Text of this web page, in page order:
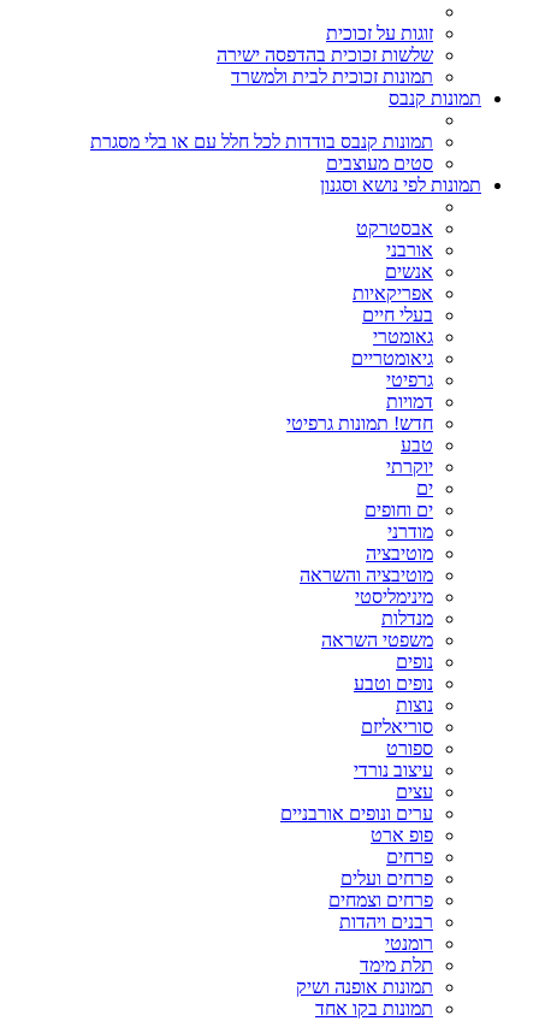
זוגות על זכוכית
שלשות זכוכית בהדפסה ישירה
תמונות זכוכית לבית ולמשרד
תמונות קנבס
תמונות קנבס בודדות לכל חלל עם או בלי מסגרת
סטים מעוצבים
תמונות לפי נושא וסגנון
אבסטרקט
אורבני
אנשים
אפריקאיות
בעלי חיים
גאומטרי
גיאומטריים
גרפיטי
דמויות
חדש! תמונות גרפיטי
טבע
יוקרתי
ים
ים וחופים
מודרני
מוטיבציה
מוטיבציה והשראה
מינימליסטי
מנדלות
משפטי השראה
נופים
נופים וטבע
נוצות
סוריאליזם
ספורט
עיצוב נורדי
עצים
ערים ונופים אורבניים
פופ ארט
פרחים
פרחים ועלים
פרחים וצמחים
רבנים ויהדות
רומנטי
תלת מימד
תמונות אופנה ושיק
תמונות בקו אחד